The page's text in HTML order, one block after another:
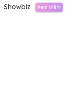
Showbiz